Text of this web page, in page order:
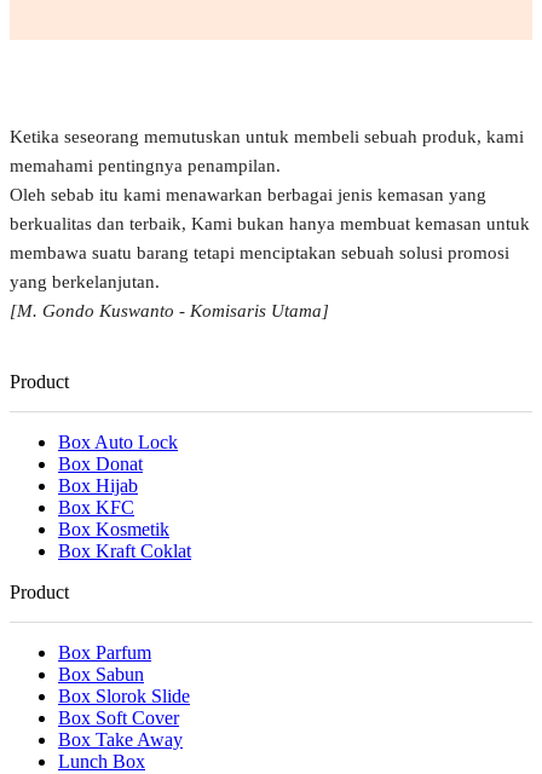
Ketika seseorang memutuskan untuk membeli sebuah produk, kami
memahami pentingnya penampilan.
Oleh sebab itu kami menawarkan berbagai jenis kemasan yang
berkualitas dan terbaik, Kami bukan hanya membuat kemasan untuk
membawa suatu barang tetapi menciptakan sebuah solusi promosi
yang berkelanjutan.
[M. Gondo Kuswanto - Komisaris Utama]
Product
Box Auto Lock
Box Donat
Box Hijab
Box KFC
Box Kosmetik
Box Kraft Coklat
Product
Box Parfum
Box Sabun
Box Slorok Slide
Box Soft Cover
Box Take Away
Lunch Box